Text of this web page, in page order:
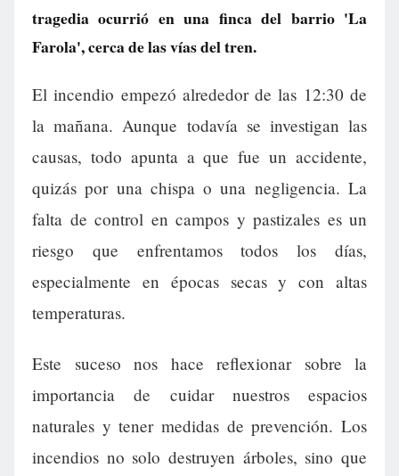
tragedia ocurrió en una finca del barrio 'La
Farola', cerca de las vías del tren.
El incendio empezó alrededor de las 12:30 de
la mañana. Aunque todavía se investigan las
causas, todo apunta a que fue un accidente,
quizás por una chispa o una negligencia. La
falta de control en campos y pastizales es un
riesgo que enfrentamos todos los días,
especialmente en épocas secas y con altas
temperaturas.
Este suceso nos hace reflexionar sobre la
importancia de cuidar nuestros espacios
naturales y tener medidas de prevención. Los
incendios no solo destruyen árboles, sino que